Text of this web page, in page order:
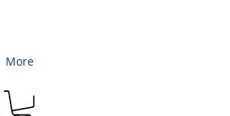
More